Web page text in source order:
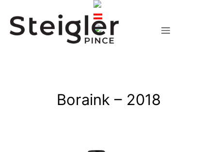
tartalomba
Menü
Boraink – 2018